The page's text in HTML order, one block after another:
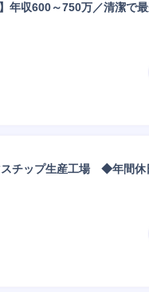
年収600～750万／清潔で
チップ⽣産⼯場 ◆年間休